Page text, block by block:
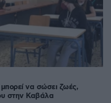
να σώσει ζωές,
στην Καβάλα